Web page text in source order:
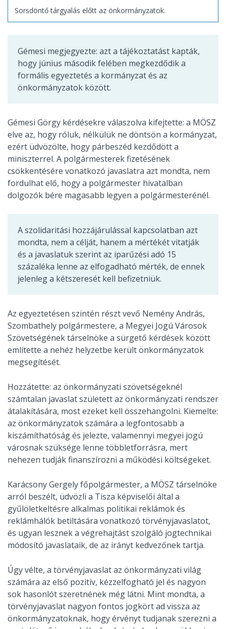
Sorsdöntő tárgyalás előtt az önkormányzatok.
Gémesi megjegyezte: azt a tájékoztatást kapták,
hogy június második felében megkezdődik a
formális egyeztetés a kormányzat és az
önkormányzatok között.
Gémesi Görgy kérdésekre válaszolva kifejtette: a MÖSZ
elve az, hogy róluk, nélkülük ne döntsön a kormányzat,
ezért üdvözölte, hogy párbeszéd kezdődött a
miniszterrel. A polgármesterek fizetésének
csökkentésére vonatkozó javaslatra azt mondta, nem
fordulhat elő, hogy a polgármester hivatalban
dolgozók bére magasabb legyen a polgármesterénél.
A szolidaritási hozzájárulással kapcsolatban azt
mondta, nem a célját, hanem a mértékét vitatják
és a javaslatuk szerint az iparűzési adó 15
százaléka lenne az elfogadható mérték, de ennek
jelenleg a kétszeresét kell befizetniük.
Az egyeztetésen szintén részt vevő Nemény András,
Szombathely polgármestere, a Megyei Jogú Városok
Szövetségének társelnöke a sürgető kérdések között
említette a nehéz helyzetbe került önkormányzatok
megsegítését.
Hozzátette: az önkormányzati szövetségeknél
számtalan javaslat született az önkormányzati rendszer
átalakítására, most ezeket kell összehangolni. Kiemelte:
az önkormányzatok számára a legfontosabb a
kiszámíthatóság és jelezte, valamennyi megyei jogú
városnak szüksége lenne többletforrásra, mert
nehezen tudják finanszírozni a működési költségeket.
Karácsony Gergely főpolgármester, a MÖSZ társelnöke
arról beszélt, üdvözli a Tisza képviselői által a
gyűlöletkeltésre alkalmas politikai reklámok és
reklámhálók betiltására vonatkozó törvényjavaslatot,
és ugyan lesznek a végrehajtást szolgáló jogtechnikai
módosító javaslataik, de az irányt kedvezőnek tartja.
Úgy vélte, a törvényjavaslat az önkormányzati világ
számára az első pozitív, kézzelfogható jel és nagyon
sok hasonlót szeretnének még látni. Mint mondta, a
törvényjavaslat nagyon fontos jogkört ad vissza az
önkormányzatoknak, hogy érvényt tudjanak szerezni a